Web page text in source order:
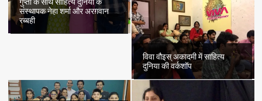
संस्थापक नेहा शर्मा और अरग़वान
रब्बही
विवा वौइस् अकादमी में साहित्य
दुनिया की वर्कशॉप